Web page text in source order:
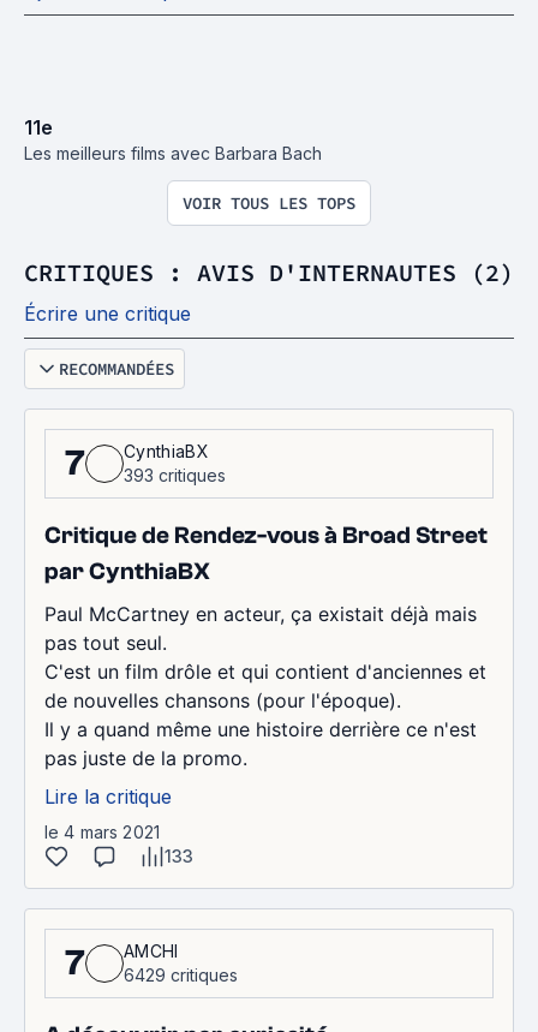
11e
Les meilleurs films avec Barbara Bach
VOIR TOUS LES TOPS
CRITIQUES : AVIS D'INTERNAUTES (2)
Écrire une critique
RECOMMANDÉES
7
CynthiaBX
393 critiques
Critique de Rendez-vous à Broad Street
par CynthiaBX
Paul McCartney en acteur, ça existait déjà mais
pas tout seul.
C'est un film drôle et qui contient d'anciennes et
de nouvelles chansons (pour l'époque).
Il y a quand même une histoire derrière ce n'est
pas juste de la promo.
Lire la critique
le 4 mars 2021
133
7
AMCHI
6429 critiques